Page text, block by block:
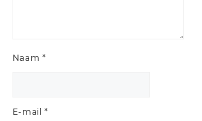
Naam *
E-mail*